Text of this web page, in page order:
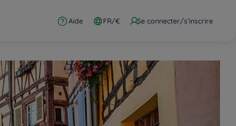
Aide FR/€ Se connecter/s’inscrire